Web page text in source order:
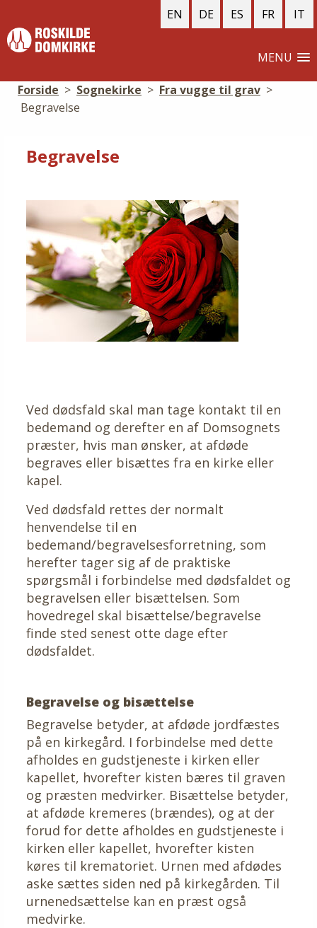
IT
FR
ES
DE
EN
MENU
Forside > Sognekirke > Fra vugge til grav >
Begravelse
Begravelse
Ved dødsfald skal man tage kontakt til en
bedemand og derefter en af Domsognets
præster, hvis man ønsker, at afdøde
begraves eller bisættes fra en kirke eller
kapel.
Ved dødsfald rettes der normalt
henvendelse til en
bedemand/begravelsesforretning, som
herefter tager sig af de praktiske
spørgsmål i forbindelse med dødsfaldet og
begravelsen eller bisættelsen. Som
hovedregel skal bisættelse/begravelse
finde sted senest otte dage efter
dødsfaldet.
Begravelse og bisættelse
Begravelse betyder, at afdøde jordfæstes
på en kirkegård. I forbindelse med dette
afholdes en gudstjeneste i kirken eller
kapellet, hvorefter kisten bæres til graven
og præsten medvirker. Bisættelse betyder,
at afdøde kremeres (brændes), og at der
forud for dette afholdes en gudstjeneste i
kirken eller kapellet, hvorefter kisten
køres til krematoriet. Urnen med afdødes
aske sættes siden ned på kirkegården. Til
urnenedsættelse kan en præst også
medvirke.